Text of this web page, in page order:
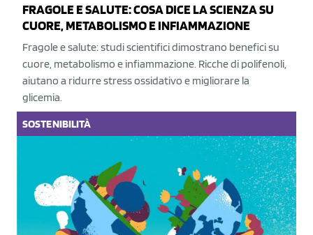
FRAGOLE E SALUTE: COSA DICE LA SCIENZA SU
CUORE, METABOLISMO E INFIAMMAZIONE
Fragole e salute: studi scientifici dimostrano benefici su
cuore, metabolismo e infiammazione. Ricche di polifenoli,
aiutano a ridurre stress ossidativo e migliorare la
glicemia.
SOSTENIBILITÀ